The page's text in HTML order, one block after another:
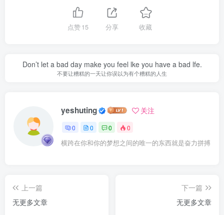
点赞15 分享 收藏
Don’t let a bad day make you feel lke you have a bad lfe.
不要让糟糕的一天让你误以为有个糟糕的人生
yeshuting 关注
0 0 0 0
横跨在你和你的梦想之间的唯一的东西就是奋力拼搏
上一篇
无更多文章
下一篇
无更多文章